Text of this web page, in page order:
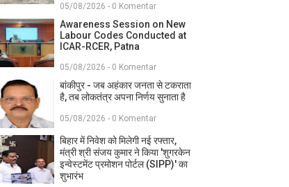
05/08/2026 - 0 Komentar
Awareness Session on New
Labour Codes Conducted at
ICAR-RCER, Patna
05/08/2026 - 0 Komentar
बांकीपुर - जब अहंकार जनता से टकराता
है, तब लोकतंत्र अपना निर्णय सुनाता है
05/08/2026 - 0 Komentar
बिहार में निवेश को मिलेगी नई रफ्तार,
मंत्री श्री संजय कुमार ने किया 'शुगरकेन
इन्वेस्टमेंट प्रमोशन पोर्टल (SIPP)' का
शुभारंभ